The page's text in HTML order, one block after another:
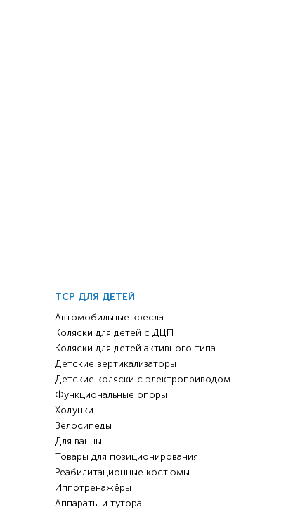
ТСР ДЛЯ ДЕТЕЙ
Автомобильные кресла
Коляски для детей с ДЦП
Коляски для детей активного типа
Детские вертикализаторы
Детские коляски с электроприводом
Функциональные опоры
Ходунки
Велосипеды
Для ванны
Товары для позиционирования
Реабилитационные костюмы
Иппотренажёры
Аппараты и тутора